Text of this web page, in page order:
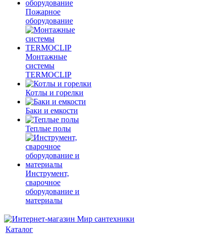
Пожарное
оборудование
Монтажные
системы
TERMOCLIP
Котлы и горелки
Баки и емкости
Теплые полы
Инструмент,
сварочное
оборудование и
материалы
Каталог